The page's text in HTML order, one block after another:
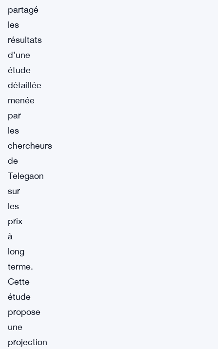
partagé
les
résultats
d’une
étude
détaillée
menée
par
les
chercheurs
de
Telegaon
sur
les
prix
à
long
terme.
Cette
étude
propose
une
projection